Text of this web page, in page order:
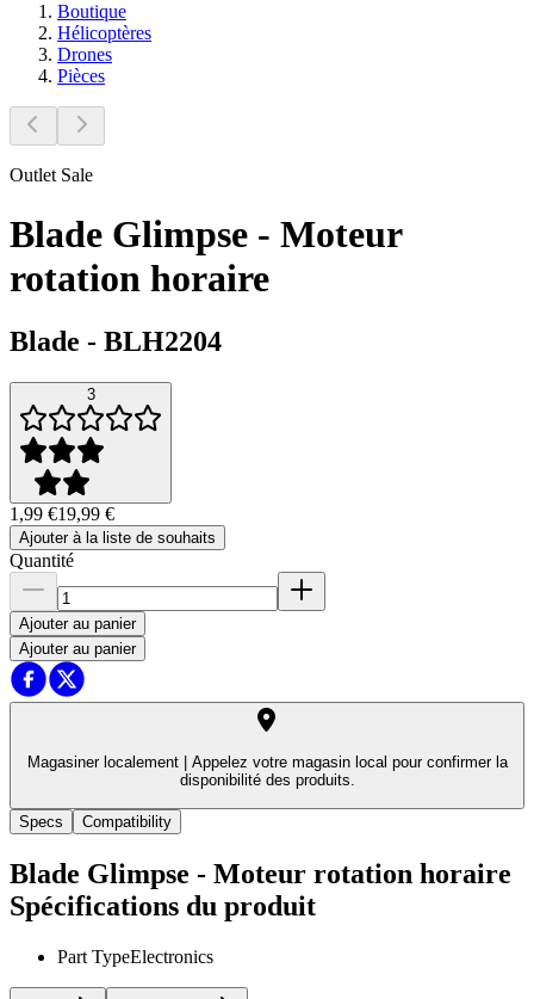
Boutique
Hélicoptères
Drones
Pièces
Outlet Sale
Blade Glimpse - Moteur
rotation horaire
Blade - BLH2204
3
1,99 €19,99 €
Ajouter à la liste de souhaits
Quantité
Ajouter au panier
Ajouter au panier
Magasiner localement |
Appelez votre magasin local pour confirmer la
disponibilité des produits.
Specs Compatibility
Blade Glimpse - Moteur rotation horaire
Spécifications du produit
Part TypeElectronics